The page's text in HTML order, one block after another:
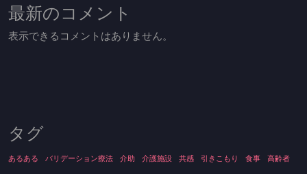
最新のコメント
表示できるコメントはありません。
タグ
あるある バリデーション療法 介助 介護施設 共感 引きこもり 食事 高齢者